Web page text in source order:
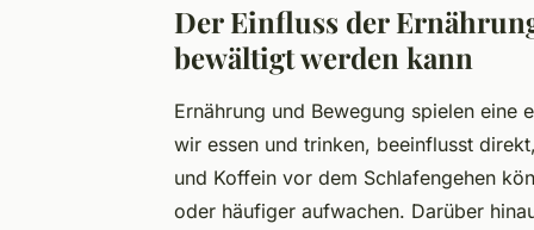
Der Einfluss der
bewältigt werden kann
Ernährung und Bewegung spielen eine
wir essen und trinken, beeinflusst
und Koffein vor dem Schlafengehen
oder häufiger aufwachen. Darüber